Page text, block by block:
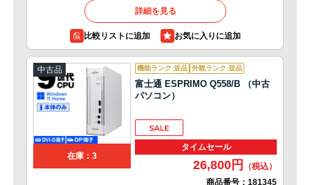
詳細を見る
比較リストに追加
中古品
在庫：3
機能ランク:並品 外観ランク:並品
富士通 ESPRIMO Q558/B （中古
パソコン）
タイムセール
26,800円
商品番号： 181345